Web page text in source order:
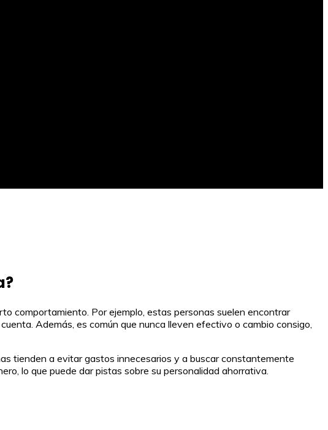
comportamiento. Por ejemplo, estas personas suelen encontrar
Además, es común que nunca lleven efectivo o cambio consigo,
tienden a evitar gastos innecesarios y a buscar constantemente
lo que puede dar pistas sobre su personalidad ahorrativa.